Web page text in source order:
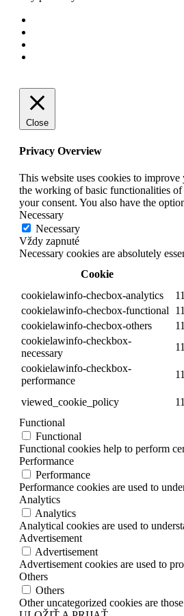
Close
Privacy Overview
This website uses cookies to
the working of basic functionalities
your consent. You also have the
Necessary
Necessary
Vždy zapnuté
Necessary cookies are absolutely
Cookie
cookielawinfo-checbox-analytics
cookielawinfo-checbox-functional
cookielawinfo-checbox-others
cookielawinfo-checkbox-
necessary
cookielawinfo-checkbox-
performance
viewed_cookie_policy
Functional
Functional
Functional cookies help to perform
Performance
Performance
Performance cookies are used to
Analytics
Analytics
Analytical cookies are used to
Advertisement
Advertisement
Advertisement cookies are used to
Others
Others
Other uncategorized cookies are